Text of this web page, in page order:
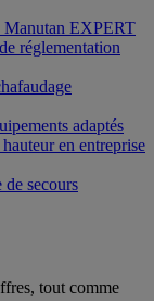
Manutan EXPERT
réglementation
adaptés
en entreprise
de secours
tout comme